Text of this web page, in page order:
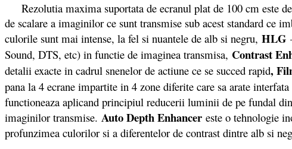
Rezolutia maxima suportata de ecranul plat de 100 cm este
de scalare a imaginilor ce sunt transmise sub acest standard ce
culorile sunt mai intense, la fel si nuantele de alb si negru, HLG
Sound, DTS, etc) in functie de imaginea transmisa, Contrast
detalii exacte in cadrul snenelor de actiune ce se succed rapid,
pana la 4 ecrane impartite in 4 zone diferite care sa arate
functioneaza aplicand principiul reducerii luminii de pe fundal
imaginilor transmise. Auto Depth Enhancer este o tehnologie
profunzimea culorilor si a diferentelor de contrast dintre alb si